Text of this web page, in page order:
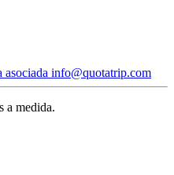
asociada info@quotatrip.com
a medida.